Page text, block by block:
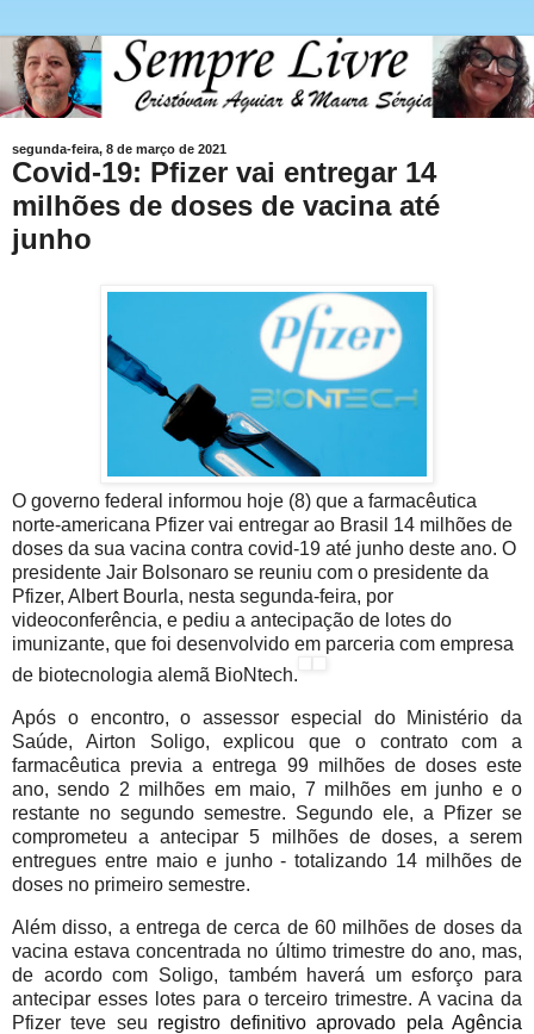
segunda-feira, 8 de março de 2021
Covid-19: Pfizer vai entregar 14
milhões de doses de vacina até
junho
O governo federal informou hoje (8) que a farmacêutica
norte-americana Pfizer vai entregar ao Brasil 14 milhões de
doses da sua vacina contra covid-19 até junho deste ano. O
presidente Jair Bolsonaro se reuniu com o presidente da
Pfizer, Albert Bourla, nesta segunda-feira, por
videoconferência, e pediu a antecipação de lotes do
imunizante, que foi desenvolvido em parceria com empresa
de biotecnologia alemã BioNtech.
Após o encontro, o assessor especial do Ministério da
Saúde, Airton Soligo, explicou que o contrato com a
farmacêutica previa a entrega 99 milhões de doses este
ano, sendo 2 milhões em maio, 7 milhões em junho e o
restante no segundo semestre. Segundo ele, a Pfizer se
comprometeu a antecipar 5 milhões de doses, a serem
entregues entre maio e junho - totalizando 14 milhões de
doses no primeiro semestre.
Além disso, a entrega de cerca de 60 milhões de doses da
vacina estava concentrada no último trimestre do ano, mas,
de acordo com Soligo, também haverá um esforço para
antecipar esses lotes para o terceiro trimestre. A vacina da
Pfizer teve seu registro definitivo aprovado pela Agência